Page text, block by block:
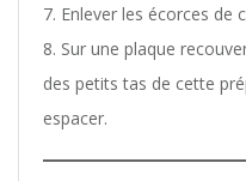
Enlever les écorces de
Sur une plaque
des petits tas de cette
espacer.